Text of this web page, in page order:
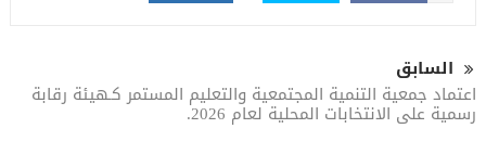
السابق
اعتماد جمعية التنمية المجتمعية والتعليم المستمر كـهيئة رقابة
رسمية على الانتخابات المحلية لعام 2026.